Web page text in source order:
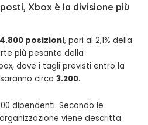
Xbox è la divisione più
4.800 posizioni, pari al 2,1% della
più pesante della
dove i tagli previsti entro la
circa 3.200.
dipendenti. Secondo le
viene descritta